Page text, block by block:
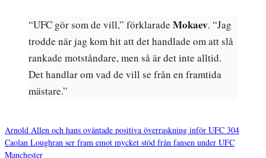
“UFC gör som de vill,” förklarade Mokaev. “Jag
trodde när jag kom hit att det handlade om att slå
rankade motståndare, men så är det inte alltid.
Det handlar om vad de vill se från en framtida
mästare.”
Arnold Allen och hans oväntade positiva överraskning inför UFC 304
Caolan Loughran ser fram emot mycket stöd från fansen under UFC
Manchester